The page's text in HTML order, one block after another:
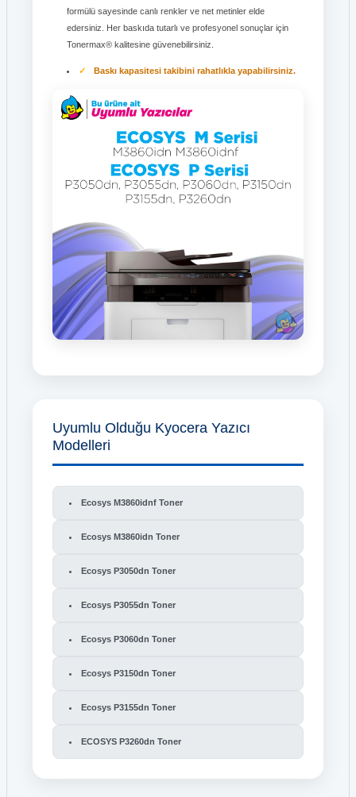
formülü sayesinde canlı renkler ve net metinler elde
edersiniz. Her baskıda tutarlı ve profesyonel sonuçlar için
Tonermax® kalitesine güvenebilirsiniz.
Baskı kapasitesi takibini rahatlıkla yapabilirsiniz.
Uyumlu Olduğu Kyocera Yazıcı
Modelleri
Ecosys M3860idnf Toner
Ecosys M3860idn Toner
Ecosys P3050dn Toner
Ecosys P3055dn Toner
Ecosys P3060dn Toner
Ecosys P3150dn Toner
Ecosys P3155dn Toner
ECOSYS P3260dn Toner